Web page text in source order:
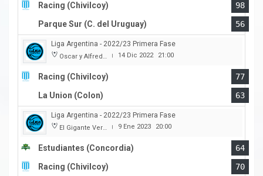
Racing (Chivilcoy)
98
Parque Sur (C. del Uruguay)
56
Liga Argentina - 2022/23 Primera Fase
Oscar y Alfredo Barca | 14 Dic 2022 21:00
Racing (Chivilcoy)
77
La Union (Colon)
63
Liga Argentina - 2022/23 Primera Fase
El Gigante Verde | 9 Ene 2023 20:00
Estudiantes (Concordia)
64
Racing (Chivilcoy)
70